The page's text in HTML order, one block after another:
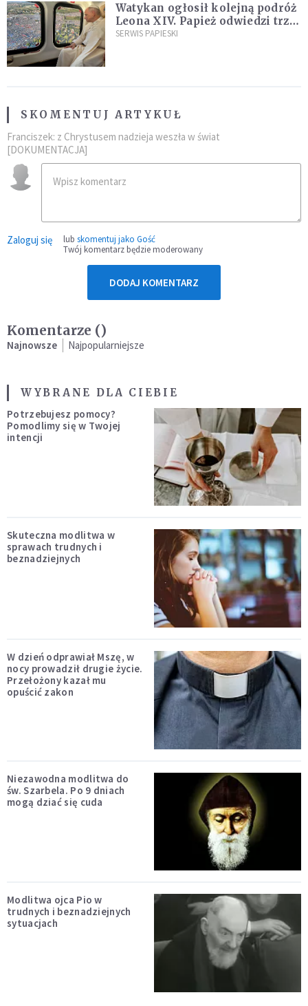
Watykan ogłosił kolejną podróż
Leona XIV. Papież odwiedzi trzy
kraje Ameryki Południowej
SERWIS PAPIESKI
SKOMENTUJ ARTYKUŁ
Franciszek: z Chrystusem nadzieja weszła w świat
[DOKUMENTACJA]
Zaloguj się lub skomentuj jako Gość
Twój komentarz będzie moderowany
DODAJ KOMENTARZ
Komentarze ()
Najnowsze Najpopularniejsze
WYBRANE DLA CIEBIE
Potrzebujesz pomocy?
Pomodlimy się w Twojej
intencji
Skuteczna modlitwa w
sprawach trudnych i
beznadziejnych
W dzień odprawiał Mszę, w
nocy prowadził drugie życie.
Przełożony kazał mu
opuścić zakon
Niezawodna modlitwa do
św. Szarbela. Po 9 dniach
mogą dziać się cuda
Modlitwa ojca Pio w
trudnych i beznadziejnych
sytuacjach